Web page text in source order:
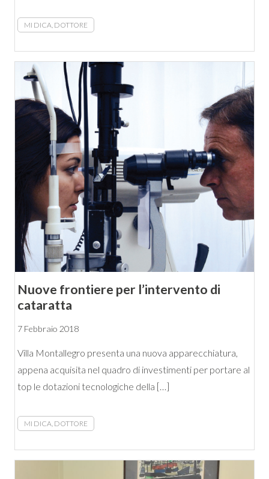
MI DICA, DOTTORE
Nuove frontiere per l’intervento di
cataratta
7 Febbraio 2018
Villa Montallegro presenta una nuova apparecchiatura,
appena acquisita nel quadro di investimenti per portare al
top le dotazioni tecnologiche della […]
MI DICA, DOTTORE